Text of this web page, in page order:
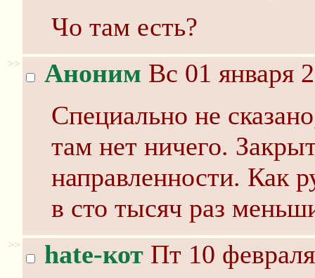
Чо там есть?
>> Аноним Вс 01 января
Специально не
там нет ничего.
направленности. Как
в сто тысяч раз
>> hate-кот Пт 10